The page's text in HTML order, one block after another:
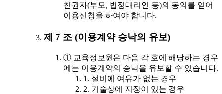
친권자(부모, 법정대리인 등)의 동의를 얻어
이용신청을 하여야 합니다.
제 7 조 (이용계약 승낙의 유보)
① 교육정보원은 다음 각 호에 해당하는 경우
에는 이용계약의 승낙을 유보할 수 있습니다.
1. 설비에 여유가 없는 경우
2. 기술상에 지장이 있는 경우